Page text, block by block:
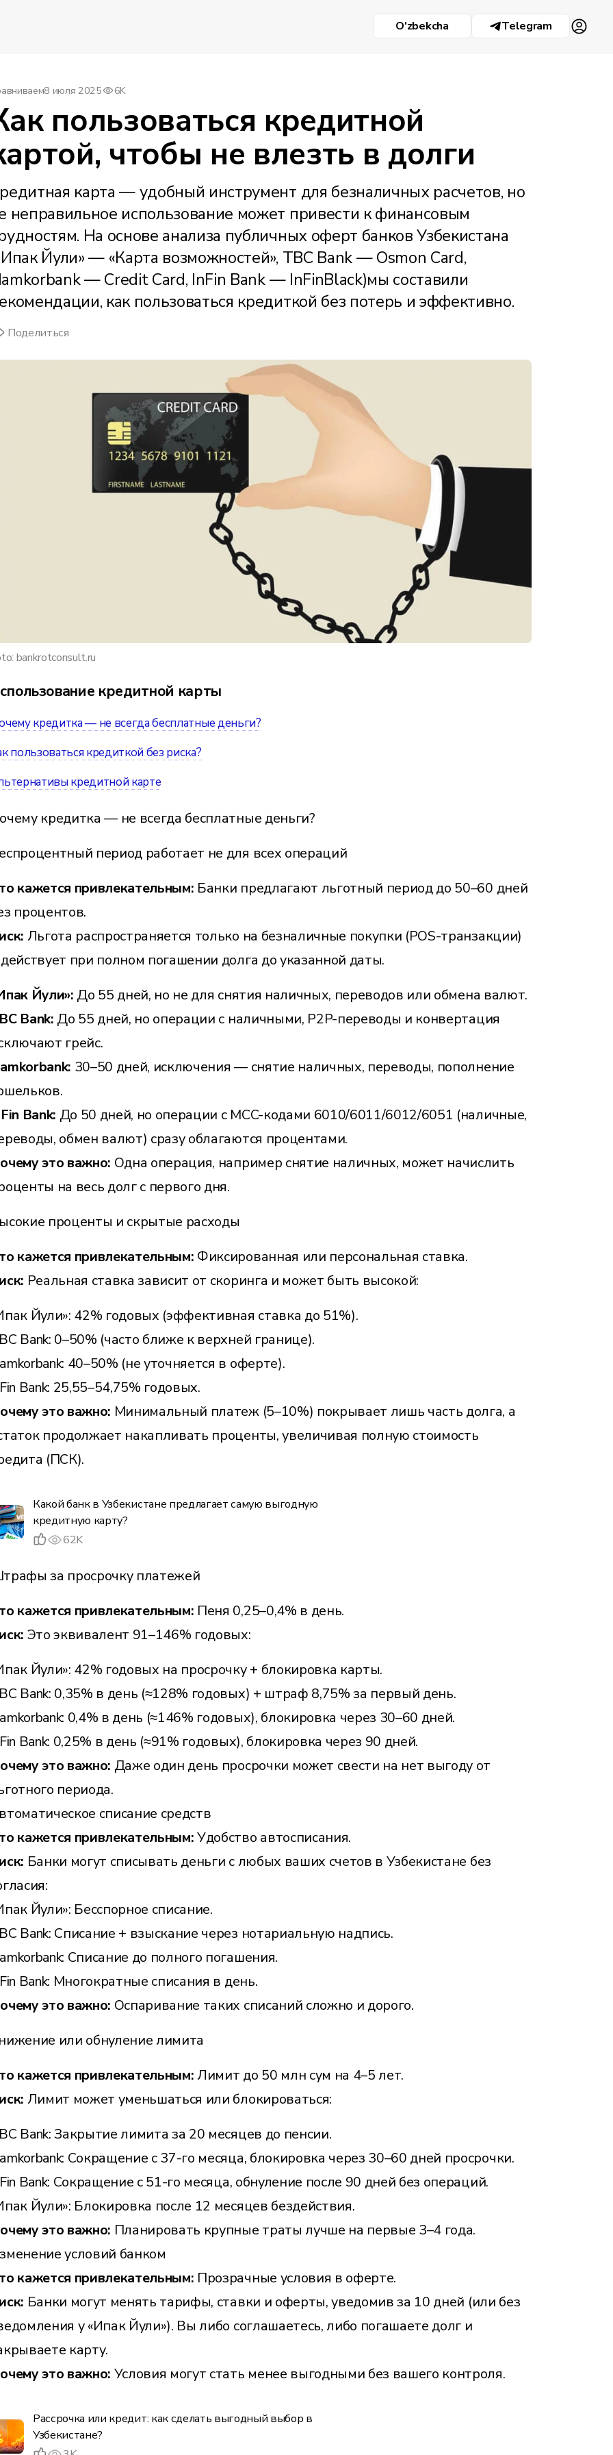
O'zbekcha Telegram
8 июля 2025 6K
пользоваться кредитной
чтобы не влезть в долги
карта — удобный инструмент для безналичных расчетов, но
неправильное использование может привести к финансовым
На основе анализа публичных оферт банков Узбекистана
Йули» — «Карта возможностей», TBC Bank — Osmon Card,
— Credit Card, InFin Bank — InFinBlack)мы составили
как пользоваться кредиткой без потерь и эффективно.
Поделиться
bankrotconsult.ru
кредитной карты
кредитка — не всегда бесплатные деньги?
пользоваться кредиткой без риска?
кредитной карте
кредитка — не всегда бесплатные деньги?
период работает не для всех операций
кажется привлекательным: Банки предлагают льготный период до 50–60 дней
процентов.
Льгота распространяется только на безналичные покупки (POS-транзакции)
при полном погашении долга до указанной даты.
Йули»: До 55 дней, но не для снятия наличных, переводов или обмена валют.
Bank: До 55 дней, но операции с наличными, P2P-переводы и конвертация
грейс.
30–50 дней, исключения — снятие наличных, переводы, пополнение
Bank: До 50 дней, но операции с MCC-кодами 6010/6011/6012/6051 (наличные,
обмен валют) сразу облагаются процентами.
это важно: Одна операция, например снятие наличных, может начислить
на весь долг с первого дня.
проценты и скрытые расходы
кажется привлекательным: Фиксированная или персональная ставка.
Реальная ставка зависит от скоринга и может быть высокой:
Йули»: 42% годовых (эффективная ставка до 51%).
Bank: 0–50% (часто ближе к верхней границе).
40–50% (не уточняется в оферте).
Bank: 25,55–54,75% годовых.
это важно: Минимальный платеж (5–10%) покрывает лишь часть долга, а
продолжает накапливать проценты, увеличивая полную стоимость
(ПСК).
Какой банк в Узбекистане предлагает самую выгодную
кредитную карту?
62K
за просрочку платежей
кажется привлекательным: Пеня 0,25–0,4% в день.
Это эквивалент 91–146% годовых:
Йули»: 42% годовых на просрочку + блокировка карты.
Bank: 0,35% в день (≈128% годовых) + штраф 8,75% за первый день.
0,4% в день (≈146% годовых), блокировка через 30–60 дней.
Bank: 0,25% в день (≈91% годовых), блокировка через 90 дней.
это важно: Даже один день просрочки может свести на нет выгоду от
периода.
списание средств
кажется привлекательным:Удобство автосписания.
Банки могут списывать деньги с любых ваших счетов в Узбекистане без
Йули»: Бесспорное списание.
Bank: Списание + взыскание через нотариальную надпись.
Списание до полного погашения.
Bank: Многократные списания в день.
это важно: Оспаривание таких списаний сложно и дорого.
или обнуление лимита
кажется привлекательным:Лимит до 50 млн сум на 4–5 лет.
Лимит может уменьшаться или блокироваться:
Bank: Закрытие лимита за 20 месяцев до пенсии.
Сокращение с 37-го месяца, блокировка через 30–60 дней просрочки.
Bank: Сокращение с 51-го месяца, обнуление после 90 дней без операций.
Йули»: Блокировка после 12 месяцев бездействия.
это важно: Планировать крупные траты лучше на первые 3–4 года.
условий банком
кажется привлекательным: Прозрачные условия в оферте.
Банки могут менять тарифы, ставки и оферты, уведомив за 10 дней (или без
у «Ипак Йули»). Вы либо соглашаетесь, либо погашаете долг и
карту.
это важно: Условия могут стать менее выгодными без вашего контроля.
Рассрочка или кредит: как сделать выгодный выбор в
Узбекистане?